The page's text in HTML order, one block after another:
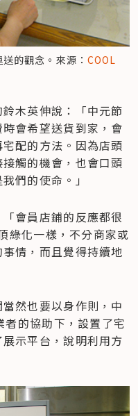
的觀念。來源： COOL
木英伸說：「中元節
會希望送貨到家，會
配的方法。因為店頭
觸的機會，也會口頭
們的使命。」
會員店鋪的反應都很
綠化一樣，不分商家或
情，而且覺得持續地
然也要以身作則，中
的協助下，設置了宅
示平台，說明利用方